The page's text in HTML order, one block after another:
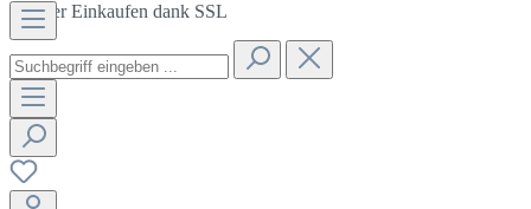
Sicher Einkaufen dank SSL